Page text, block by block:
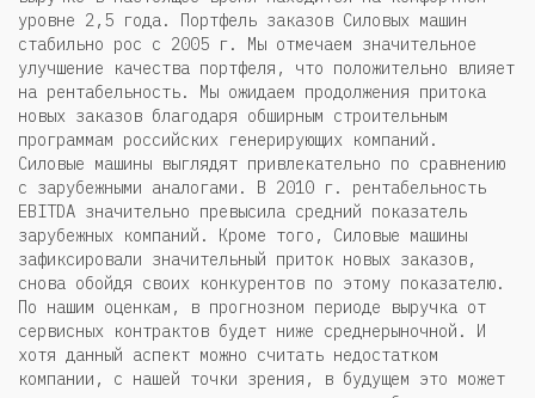
уровне 2,5 года. Портфель заказов Силовых машин
стабильно рос с 2005 г. Мы отмечаем значительное
улучшение качества портфеля, что положительно влияет
на рентабельность. Мы ожидаем продолжения притока
новых заказов благодаря обширным строительным
программам российских генерирующих компаний.
Силовые машины выглядят привлекательно по сравнению
с зарубежными аналогами. В 2010 г. рентабельность
EBITDA значительно превысила средний показатель
зарубежных компаний. Кроме того, Силовые машины
зафиксировали значительный приток новых заказов,
снова обойдя своих конкурентов по этому показателю.
По нашим оценкам, в прогнозном периоде выручка от
сервисных контрактов будет ниже среднерыночной. И
хотя данный аспект можно считать недостатком
компании, с нашей точки зрения, в будущем это может